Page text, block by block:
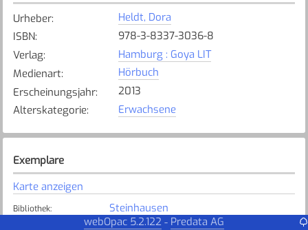
Urheber:
Heldt, Dora
ISBN:
978-3-8337-3036-8
Verlag:
Hamburg : Goya LIT
Medienart:
Hörbuch
Erscheinungsjahr:
2013
Alterskategorie: Erwachsene
Exemplare
Karte anzeigen
Bibliothek: Steinhausen
Verfügbar
webOpac 5.2.122 - Predata AG